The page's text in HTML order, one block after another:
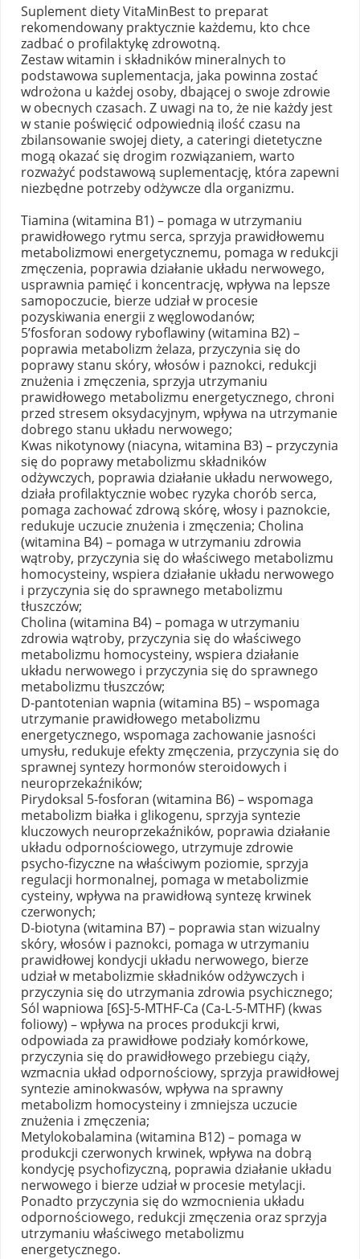
Suplement diety VitaMinBest to preparat
rekomendowany praktycznie każdemu, kto chce
zadbać o profilaktykę zdrowotną.
Zestaw witamin i składników mineralnych to
podstawowa suplementacja, jaka powinna zostać
wdrożona u każdej osoby, dbającej o swoje zdrowie
w obecnych czasach. Z uwagi na to, że nie każdy jest
w stanie poświęcić odpowiednią ilość czasu na
zbilansowanie swojej diety, a cateringi dietetyczne
mogą okazać się drogim rozwiązaniem, warto
rozważyć podstawową suplementację, która zapewni
niezbędne potrzeby odżywcze dla organizmu.
Tiamina (witamina B1) – pomaga w utrzymaniu
prawidłowego rytmu serca, sprzyja prawidłowemu
metabolizmowi energetycznemu, pomaga w redukcji
zmęczenia, poprawia działanie układu nerwowego,
usprawnia pamięć i koncentrację, wpływa na lepsze
samopoczucie, bierze udział w procesie
pozyskiwania energii z węglowodanów;
5’fosforan sodowy ryboflawiny (witamina B2) –
poprawia metabolizm żelaza, przyczynia się do
poprawy stanu skóry, włosów i paznokci, redukcji
znużenia i zmęczenia, sprzyja utrzymaniu
prawidłowego metabolizmu energetycznego, chroni
przed stresem oksydacyjnym, wpływa na utrzymanie
dobrego stanu układu nerwowego;
Kwas nikotynowy (niacyna, witamina B3) – przyczynia
się do poprawy metabolizmu składników
odżywczych, poprawia działanie układu nerwowego,
działa profilaktycznie wobec ryzyka chorób serca,
pomaga zachować zdrową skórę, włosy i paznokcie,
redukuje uczucie znużenia i zmęczenia; Cholina
(witamina B4) – pomaga w utrzymaniu zdrowia
wątroby, przyczynia się do właściwego metabolizmu
homocysteiny, wspiera działanie układu nerwowego
i przyczynia się do sprawnego metabolizmu
tłuszczów;
Cholina (witamina B4) – pomaga w utrzymaniu
zdrowia wątroby, przyczynia się do właściwego
metabolizmu homocysteiny, wspiera działanie
układu nerwowego i przyczynia się do sprawnego
metabolizmu tłuszczów;
D-pantotenian wapnia (witamina B5) – wspomaga
utrzymanie prawidłowego metabolizmu
energetycznego, wspomaga zachowanie jasności
umysłu, redukuje efekty zmęczenia, przyczynia się do
sprawnej syntezy hormonów steroidowych i
neuroprzekaźników;
Pirydoksal 5-fosforan (witamina B6) – wspomaga
metabolizm białka i glikogenu, sprzyja syntezie
kluczowych neuroprzekaźników, poprawia działanie
układu odpornościowego, utrzymuje zdrowie
psycho-fizyczne na właściwym poziomie, sprzyja
regulacji hormonalnej, pomaga w metabolizmie
cysteiny, wpływa na prawidłową syntezę krwinek
czerwonych;
D-biotyna (witamina B7) – poprawia stan wizualny
skóry, włosów i paznokci, pomaga w utrzymaniu
prawidłowej kondycji układu nerwowego, bierze
udział w metabolizmie składników odżywczych i
przyczynia się do utrzymania zdrowia psychicznego;
Sól wapniowa [6S]-5-MTHF-Ca (Ca-L-5-MTHF) (kwas
foliowy) – wpływa na proces produkcji krwi,
odpowiada za prawidłowe podziały komórkowe,
przyczynia się do prawidłowego przebiegu ciąży,
wzmacnia układ odpornościowy, sprzyja prawidłowej
syntezie aminokwasów, wpływa na sprawny
metabolizm homocysteiny i zmniejsza uczucie
znużenia i zmęczenia;
Metylokobalamina (witamina B12) – pomaga w
produkcji czerwonych krwinek, wpływa na dobrą
kondycję psychofizyczną, poprawia działanie układu
nerwowego i bierze udział w procesie metylacji.
Ponadto przyczynia się do wzmocnienia układu
odpornościowego, redukcji zmęczenia oraz sprzyja
utrzymaniu właściwego metabolizmu
energetycznego.